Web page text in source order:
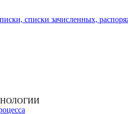
списки зачисленных,